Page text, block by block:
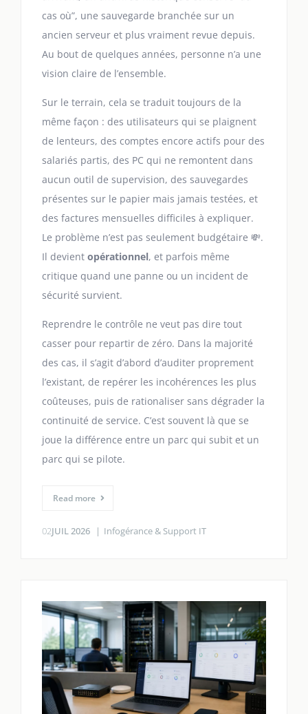
cas où”, une sauvegarde branchée sur un
ancien serveur et plus vraiment revue depuis.
Au bout de quelques années, personne n’a une
vision claire de l’ensemble.
Sur le terrain, cela se traduit toujours de la
même façon : des utilisateurs qui se plaignent
de lenteurs, des comptes encore actifs pour des
salariés partis, des PC qui ne remontent dans
aucun outil de supervision, des sauvegardes
présentes sur le papier mais jamais testées, et
des factures mensuelles difficiles à expliquer.
Le problème n’est pas seulement budgétaire 💸.
Il devient opérationnel, et parfois même
critique quand une panne ou un incident de
sécurité survient.
Reprendre le contrôle ne veut pas dire tout
casser pour repartir de zéro. Dans la majorité
des cas, il s’agit d’abord d’auditer proprement
l’existant, de repérer les incohérences les plus
coûteuses, puis de rationaliser sans dégrader la
continuité de service. C’est souvent là que se
joue la différence entre un parc qui subit et un
parc qui se pilote.
Read more
02JUIL 2026 Infogérance & Support IT